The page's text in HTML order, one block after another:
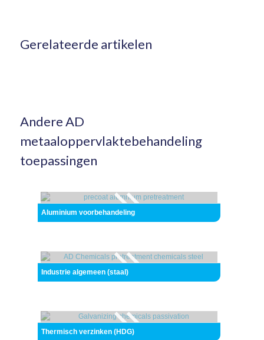
Gerelateerde artikelen
Andere AD
metaaloppervlaktebehandeling
toepassingen
Aluminium voorbehandeling
Industrie algemeen (staal)
Thermisch verzinken (HDG)